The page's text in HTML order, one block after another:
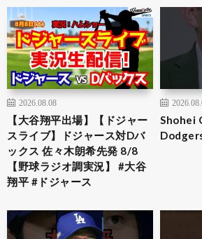
2026.08.08
【大谷翔平出場】【ドジャー
スライブ】ドジャース対Dバ
ックス 佐々木朗希先発 8/8
【野球ラジオ調実況】 #大谷
翔平 #ドジャース
Shohei